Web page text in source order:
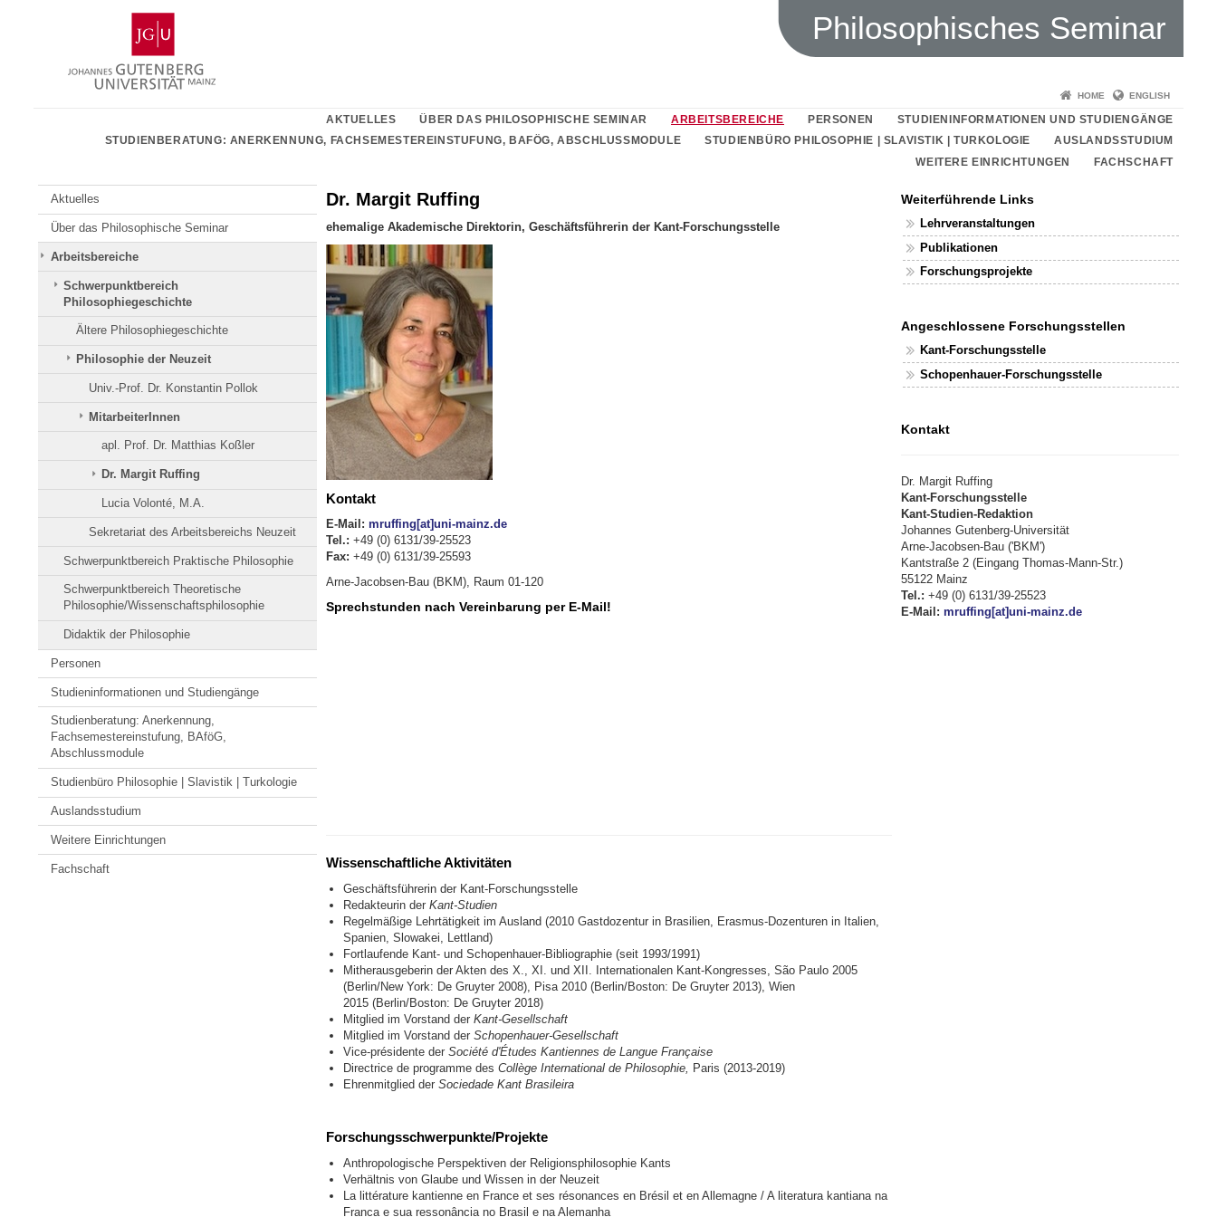
Gutenberg-
Universität
Mainz
Philosophisches Seminar
HOME ENGLISH
AKTUELLES ÜBER DAS PHILOSOPHISCHE SEMINAR ARBEITSBEREICHE PERSONEN
STUDIENINFORMATIONEN UND STUDIENGÄNGE
STUDIENBERATUNG: ANERKENNUNG, FACHSEMESTEREINSTUFUNG, BAFÖG, ABSCHLUSSMODULE
STUDIENBÜRO PHILOSOPHIE | SLAVISTIK | TURKOLOGIE
AUSLANDSSTUDIUM
WEITERE EINRICHTUNGEN
FACHSCHAFT
Aktuelles
Über das Philosophische Seminar
Arbeitsbereiche
Schwerpunktbereich
Philosophiegeschichte
Ältere Philosophiegeschichte
Philosophie der Neuzeit
Univ.-Prof. Dr. Konstantin Pollok
MitarbeiterInnen
apl. Prof. Dr. Matthias Koßler
Dr. Margit Ruffing
Lucia Volonté, M.A.
Sekretariat des Arbeitsbereichs Neuzeit
Schwerpunktbereich Praktische Philosophie
Schwerpunktbereich Theoretische
Philosophie/Wissenschaftsphilosophie
Didaktik der Philosophie
Personen
Studieninformationen und Studiengänge
Studienberatung: Anerkennung,
Fachsemestereinstufung, BAföG,
Abschlussmodule
Studienbüro Philosophie | Slavistik | Turkologie
Auslandsstudium
Weitere Einrichtungen
Fachschaft
Dr. Margit Ruffing
ehemalige Akademische Direktorin, Geschäftsführerin der Kant-Forschungsstelle
Kontakt
E-Mail: mruffing[at]uni-mainz.de
Tel.: +49 (0) 6131/39-25523
Fax: +49 (0) 6131/39-25593
Arne-Jacobsen-Bau (BKM), Raum 01-120
Sprechstunden nach Vereinbarung per E-Mail!
Wissenschaftliche Aktivitäten
Geschäftsführerin der Kant-Forschungsstelle
Redakteurin der Kant-Studien
Regelmäßige Lehrtätigkeit im Ausland (2010 Gastdozentur in Brasilien, Erasmus-Dozenturen in Italien,
Spanien, Slowakei, Lettland)
Fortlaufende Kant- und Schopenhauer-Bibliographie (seit 1993/1991)
Mitherausgeberin der Akten des X., XI. und XII. Internationalen Kant-Kongresses, São Paulo 2005
(Berlin/New York: De Gruyter 2008), Pisa 2010 (Berlin/Boston: De Gruyter 2013), Wien
2015 (Berlin/Boston: De Gruyter 2018)
Mitglied im Vorstand der Kant-Gesellschaft
Mitglied im Vorstand der Schopenhauer-Gesellschaft
Vice-présidente der Société d'Études Kantiennes de Langue Française
Directrice de programme des Collège International de Philosophie, Paris (2013-2019)
Ehrenmitglied der Sociedade Kant Brasileira
Forschungsschwerpunkte/Projekte
Anthropologische Perspektiven der Religionsphilosophie Kants
Verhältnis von Glaube und Wissen in der Neuzeit
La littérature kantienne en France et ses résonances en Brésil et en Allemagne / A literatura kantiana na
Franca e sua ressonância no Brasil e na Alemanha
Weiterführende Links
Lehrveranstaltungen
Publikationen
Forschungsprojekte
Angeschlossene Forschungsstellen
Kant-Forschungsstelle
Schopenhauer-Forschungsstelle
Kontakt
Dr. Margit Ruffing
Kant-Forschungsstelle
Kant-Studien-Redaktion
Johannes Gutenberg-Universität
Arne-Jacobsen-Bau ('BKM')
Kantstraße 2 (Eingang Thomas-Mann-Str.)
55122 Mainz
Tel.: +49 (0) 6131/39-25523
E-Mail: mruffing[at]uni-mainz.de